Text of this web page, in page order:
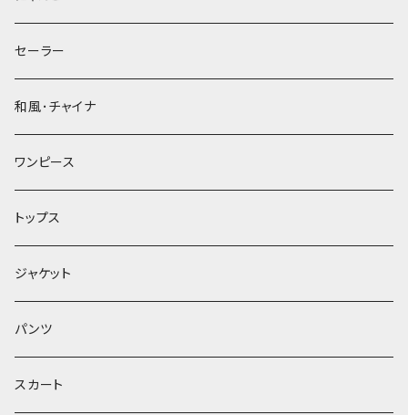
セーラー
和風･チャイナ
ワンピース
トップス
ジャケット
パンツ
スカート